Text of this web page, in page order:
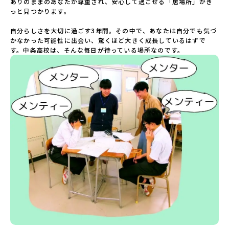
っと見つかります。
自分らしさを大切に過ごす3年間。その中で、あなたは自分でも気づ
かなかった可能性に出会い、驚くほど大きく成長しているはずで
す。中条高校は、そんな毎日が待っている場所なのです。